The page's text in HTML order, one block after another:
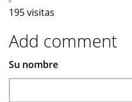
195 visitas
Add comment
Su nombre